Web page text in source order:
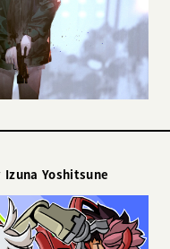
Izuna Yoshitsune